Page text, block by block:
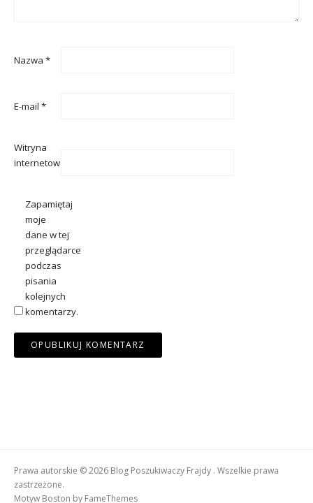
Nazwa *
E-mail *
Witryna
internetowa
Zapamiętaj
moje
dane w tej
przeglądarce
podczas
pisania
kolejnych
komentarzy.
Prawa autorskie © 2026 Blog Poszukiwaczy Frajdy . Wszelkie prawa
zastrzeżone.
Motyw Boston by FameThemes